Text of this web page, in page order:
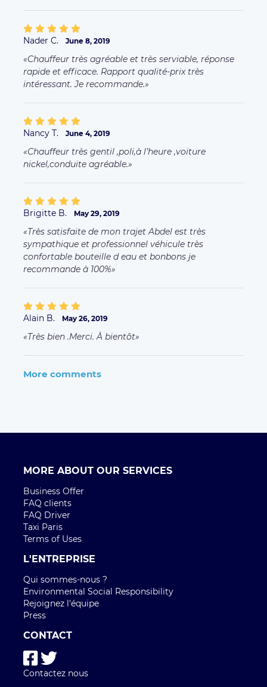
Nader C. June 8, 2019
Chauffeur très agréable et très serviable, réponse
rapide et efficace. Rapport qualité-prix très
intéressant. Je recommande.
Nancy T. June 4, 2019
Chauffeur très gentil ,poli,à l’heure ,voiture
nickel,conduite agréable.
Brigitte B. May 29, 2019
Très satisfaite de mon trajet Abdel est très
sympathique et professionnel véhicule très
confortable bouteille d eau et bonbons je
recommande à 100%
Alain B. May 26, 2019
Très bien .Merci. À bientôt
More comments
MORE ABOUT OUR SERVICES
Business Offer
FAQ clients
FAQ Driver
Taxi Paris
Terms of Uses
L'ENTREPRISE
Qui sommes-nous ?
Environmental Social Responsibility
Rejoignez l'équipe
Press
CONTACT
Contactez nous